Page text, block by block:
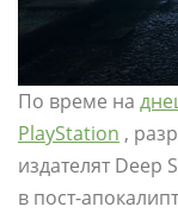
По време на
PlayStation ,
издателят Deep
в пост-